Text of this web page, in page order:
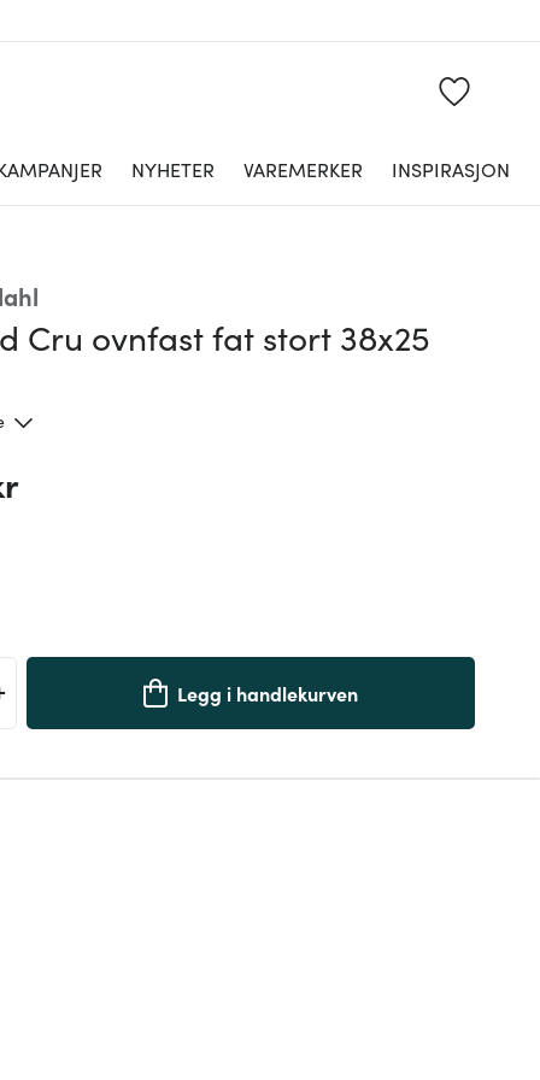
NYHETER VAREMERKER INSPIRASJON
Cru ovnfast fat stort 38x25
Legg i handlekurven